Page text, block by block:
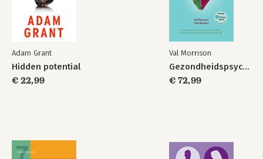
Adam Grant
Hidden potential
€ 22,99
Val Morrison
Gezondheidspsychologie
€ 72,99